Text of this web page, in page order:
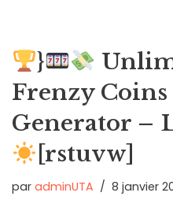
}
Frenzy
Generator –
[rstuvw]
par adminUTA 8 janvier